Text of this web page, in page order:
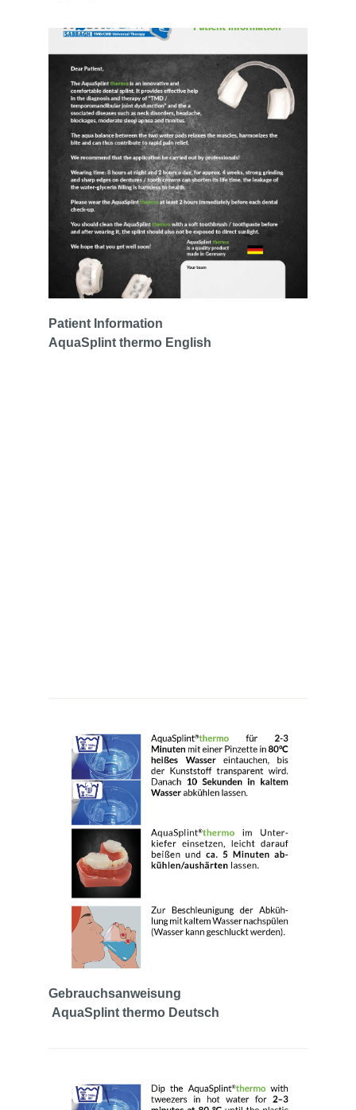
Patient Information
AquaSplint thermo English
Gebrauchsanweisung
AquaSplint thermo Deutsch